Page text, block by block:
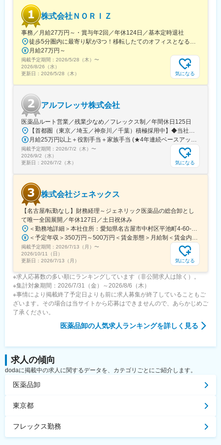
株式会社ＮＯＲＩＺ
事務／月給27万円～・賞与年2回／年休124日／基本定時退社
徒歩5分圏内に最寄り駅が3つ！移転したてのオフィスとなるため、新しくキレイなオフィスで働けます！★転勤なし東京都中央区銀座6-13-16 ヒューリック銀座ウォールビル3階新富町から徒歩3分※受動喫煙対策：屋内禁煙
月給27万円～
掲載予定期間： 2026/5/28（木） 〜
2026/8/26（水）
更新日： 2026/5/28（木） 気になる
アルフレッサ株式会社
医薬品ルート営業／残業少なめ／フレックス制／年間休日125日
【首都圏（東京／埼玉／神奈川／千葉）積極採用中】◆当社が展開する【北海道／関東／首都圏／中部／近畿／九州】の各事業所へご希望を考慮した上で配属となります。【北海道】北海道【関東】栃木／群馬／茨城／長野／山梨／新潟【首都圏】東京／埼玉／神奈川／千葉★積極採用エリア【中部】静岡／愛知／三重／岐阜【近畿】滋賀／兵庫／大阪／京都／奈良／和歌山【九州】福岡／長崎／熊本／大分／宮崎／鹿児島各事業所の詳細については、弊社HPよりご確認ください※「企業情報」→「拠点」よりご確認いただけます。屋内禁煙(※喫煙室あり※禁煙タイムあり※喫煙室での就労はありません)
月給25万円以上＋役割手当＋家族手当 (★4年連続ベースアップ実施！)※時間外手当別途支給※年齢、経験、能力を考慮の上、優遇します
掲載予定期間： 2026/7/2（木） 〜
2026/9/2（水）
更新日： 2026/7/2（木） 気になる
株式会社ジェネックス
【名古屋/転勤なし】財務経理～ジェネリック医薬品の総合卸とし
て唯一全国展開／年休127日／土日祝休み
＜勤務地詳細＞本社住所：愛知県名古屋市中村区平池町4-60-12 グローバルゲート27F受動喫煙対策：敷地内喫煙可能場所あり変更の範囲：無
＜予定年収＞350万円～500万円＜賃金形態＞月給制＜賃金内訳＞月額（基本給）：250,000円～357,000円＜月給＞250,000円～357,000円＜昇給有無＞有＜残業手当＞有＜給与補足＞昇給：年１回（３月）賞与：年２回（6月、12月）※経験、スキルに応じて相談のうえ決定いたします※残業手当は別途支給30歳年収：350万円／月給25万円+賞与35歳年収：400万円／月給28.5万円+賞与賃金はあくまでも目安の金額であり、選考を通じて上下する可能性があります。月給(月額)は固定手当を含めた表記です。
掲載予定期間： 2026/7/13（月） 〜
2026/10/11（日）
更新日： 2026/7/13（月） 気になる
※求人応募数の多い順にランキングしています（非公開求人は除く）。
※集計対象期間：2026/7/31（金）～2026/8/6（木）
※事情により掲載終了予定日よりも前に求人募集が終了していることもご
ざいます。その場合は当サイトから応募はできませんので、あらかじめご
了承ください。
医薬品卸の人気求人ランキングを詳しく見る
求人の傾向
dodaに掲載中の求人に関するデータを、カテゴリごとにご紹介します。
医薬品卸
東京都
フレックス勤務